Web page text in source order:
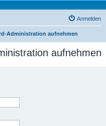
Anmelden
Administration aufnehmen
aufnehmen